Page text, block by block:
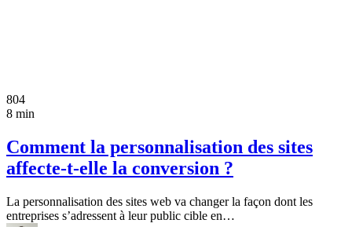
804
8 min
Comment la personnalisation des sites
affecte-t-elle la conversion ?
La personnalisation des sites web va changer la façon dont les
entreprises s’adressent à leur public cible en…